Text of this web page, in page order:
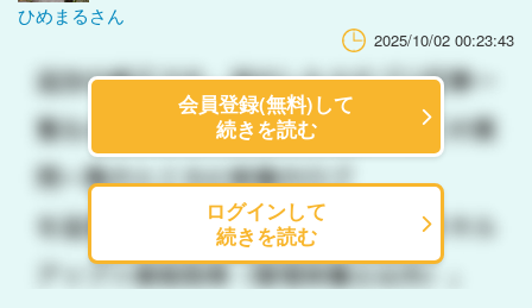
ひめまるさん
2025/10/02 00:23:43
会員登録(無料)して
続きを読む
ログインして
続きを読む